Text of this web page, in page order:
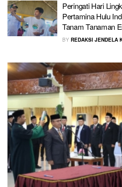
Peringati Hari
Pertamina Hulu
Tanam Tanaman
BY REDAKSI JENDELA